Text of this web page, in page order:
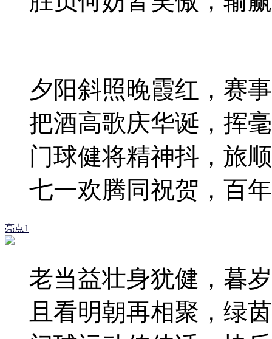
亮点1
夕阳斜照晚霞红，赛
把酒高歌庆华诞，挥
门球健将精神抖，旅
七一欢腾同祝贺，百
老当益壮身犹健，暮
且看明朝再相聚，绿